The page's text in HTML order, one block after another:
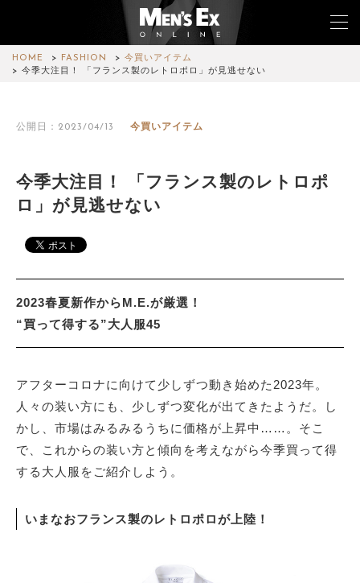
HOME FASHION
今買いアイテム
今季大注目！ 「フランス製のレトロポロ」が見逃せない
公開日：2023/04/13 今買いアイテム
今季大注目！ 「フランス製のレトロポ
ロ」が見逃せない
2023春夏新作からM.E.が厳選！
“買って得する”大人服45
アフターコロナに向けて少しずつ動き始めた2023年。
人々の装い方にも、少しずつ変化が出てきたようだ。し
かし、市場はみるみるうちに価格が上昇中……。そこ
で、これからの装い方と傾向を考えながら今季買って得
する大人服をご紹介しよう。
いまなおフランス製のレトロポロが上陸！
WATCH
CAR&BIKE
LIFESTYLE
MAGAZINE
サイトマップ